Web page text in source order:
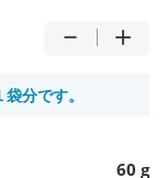
分です。
60 g